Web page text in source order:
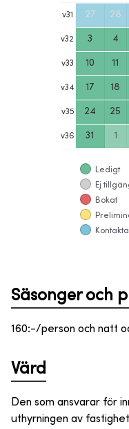
v31 27 28
v32 3 4
v33 10 11
v34 17 18
v35 24 25
v36 31 1
Ledigt
Ej
Bokat
Säsonger och
160:-/person och natt
Värd
Den som ansvarar för
uthyrningen av